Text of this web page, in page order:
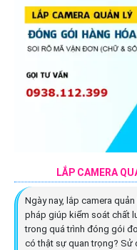
LẮP CAMERA
Ngày nay, lắp camera
pháp giúp kiểm soát chất
trong quá trình đóng gói
có thật sự quan trọng? Sử